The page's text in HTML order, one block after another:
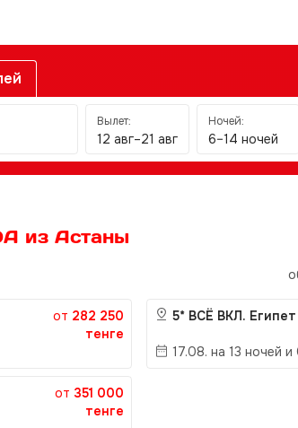
Вылет:
12 авг–21 авг
Ночей:
6–14 ночей
из Астаны
от 282 250
тенге
от 351 000
тенге
5* ВСЁ ВКЛ. Египет
17.08. на 13 ночей